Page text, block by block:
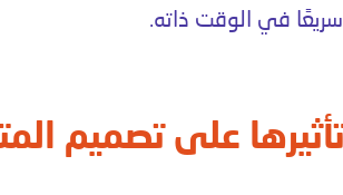
في الوقت ذاته.
على تصميم